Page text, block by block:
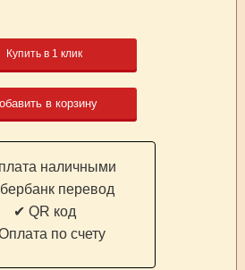
Купить в 1 клик
в корзину
наличными
перевод
✔ QR код
по счету